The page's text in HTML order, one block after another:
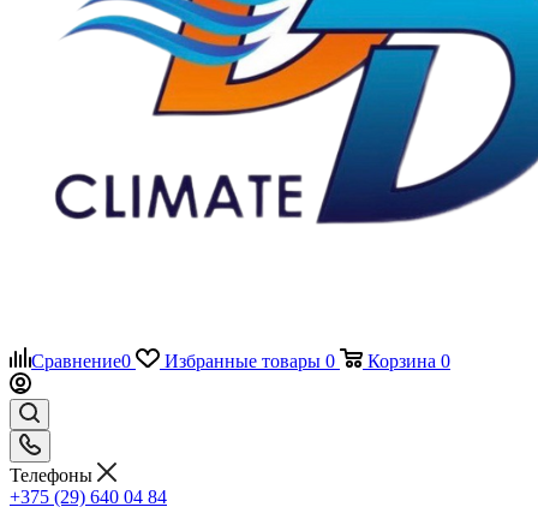
Сравнение0 Избранные товары 0 Корзина 0
Телефоны
+375 (29) 640 04 84